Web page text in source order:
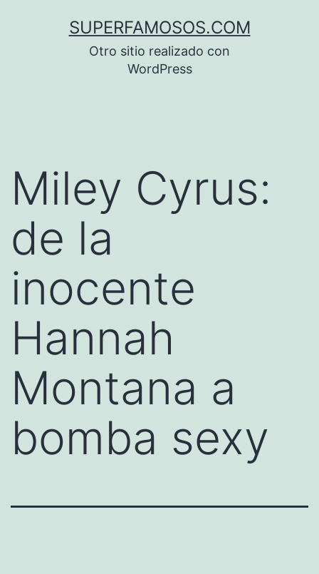
SUPERFAMOSOS.COM
Otro sitio realizado con
WordPress
Miley Cyrus:
de la
inocente
Hannah
Montana a
bomba sexy